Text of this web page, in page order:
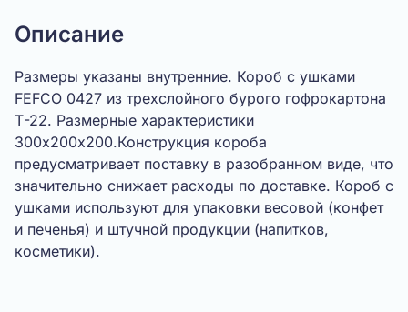
Описание
Размеры указаны внутренние. Короб с ушками
FEFCO 0427 из трехслойного бурого гофрокартона
Т-22. Размерные характеристики
300х200х200.Конструкция короба
предусматривает поставку в разобранном виде, что
значительно снижает расходы по доставке. Короб с
ушками используют для упаковки весовой (конфет
и печенья) и штучной продукции (напитков,
косметики).